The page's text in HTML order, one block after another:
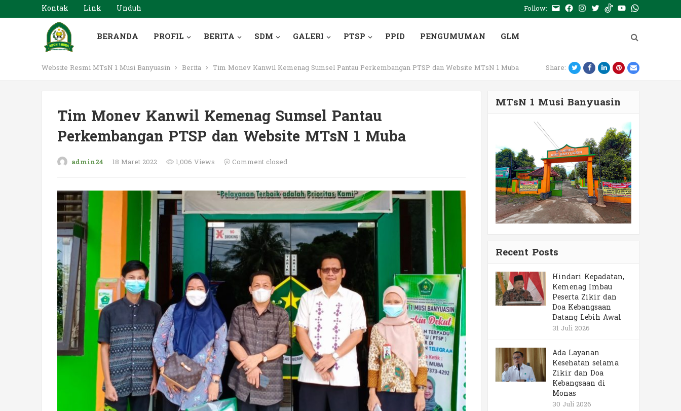
Kontak Link Unduh Follow: E- Facebook
Instagram
TwitterTiktokYoutubeWhatsApp
BERANDA PROFIL BERITA SDM GALERI PTSP PPID PENGUMUMAN GLM
Website Resmi MTsN 1 Musi Banyuasin Berita Tim Monev Kanwil Kemenag Sumsel Pantau Perkembangan PTSP dan Website MTsN 1 Muba Share: TwitterFacebookLinkedIn
Pinterest
Email
Tim Monev Kanwil Kemenag Sumsel Pantau
Perkembangan PTSP dan Website MTsN 1 Muba
admin24 18 Maret 2022 1,006 Views Comment closed
MTsN 1 Musi Banyuasin
Recent Posts
Hindari Kepadatan,
Kemenag Imbau
Peserta Zikir dan
Doa Kebangsaan
Datang Lebih Awal
31 Juli 2026
Ada Layanan
Kesehatan selama
Zikir dan Doa
Kebangsaan di
Monas
30 Juli 2026